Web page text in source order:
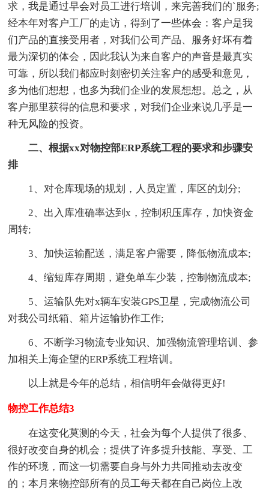
求，我是通过早会对员工进行培训，来完善我们的`服务;
经本年对客户工厂的走访，得到了一些体会：客户是我
们产品的直接受用者，对我们公司产品、服务好坏有着
最为深切的体会，因此我认为来自客户的声音是最真实
可靠，所以我们都应时刻密切关注客户的感受和意见，
多为他们想想，也多为我们企业的发展想想。总之，从
客户那里获得的信息和要求，对我们企业来说几乎是一
种无风险的投资。
二、根据xx对物控部ERP系统工程的要求和步骤安
排
1、对仓库现场的规划，人员定置，库区的划分;
2、出入库准确率达到x，控制积压库存，加快资金
周转;
3、加快运输配送，满足客户需要，降低物流成本;
4、缩短库存周期，避免单车少装，控制物流成本;
5、运输队先对x辆车安装GPS卫星，完成物流公司
对我公司纸箱、箱片运输协作工作;
6、不断学习物流专业知识、加强物流管理培训、参
加相关上海企望的ERP系统工程培训。
以上就是今年的总结，相信明年会做得更好!
物控工作总结3
在这变化莫测的今天，社会为每个人提供了很多、
很好改变自身的机会；提供了许多提升技能、享受、工
作的环境，而这一切需要自身与外力共同推动去改变
的；本月来物控部所有的员工每天都在自己岗位上改